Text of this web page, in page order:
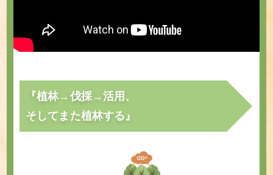
『植林→伐採→活用、
そしてまた植林する』